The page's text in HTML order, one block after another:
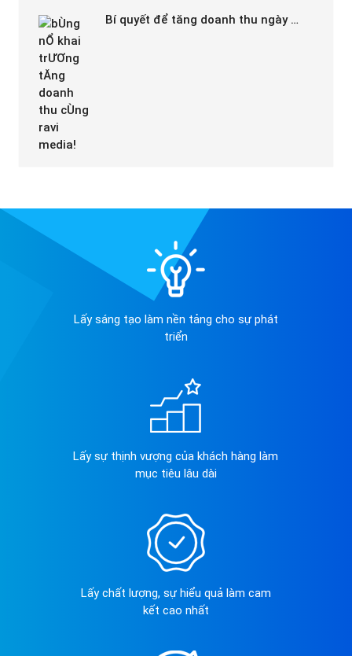
Bí quyết để tăng doanh thu ngày …
Lấy sáng tạo làm nền tảng cho sự phát
triển
Lấy sự thịnh vượng của khách hàng làm
mục tiêu lâu dài
Lấy chất lượng, sự hiểu quả làm cam
kết cao nhất